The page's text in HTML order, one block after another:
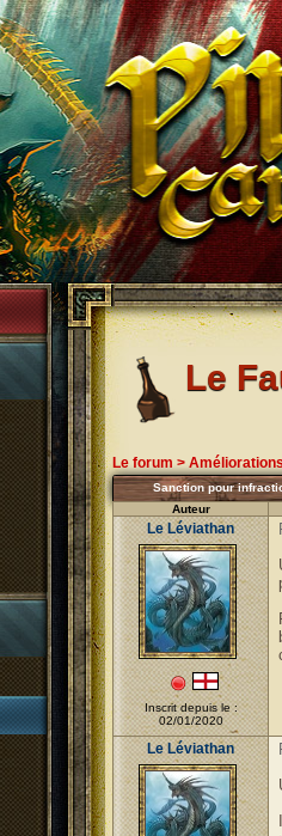
Le
Le forum >
Sanction pour
Auteur
Le Léviathan
Inscrit depuis le :
02/01/2020
Le Léviathan